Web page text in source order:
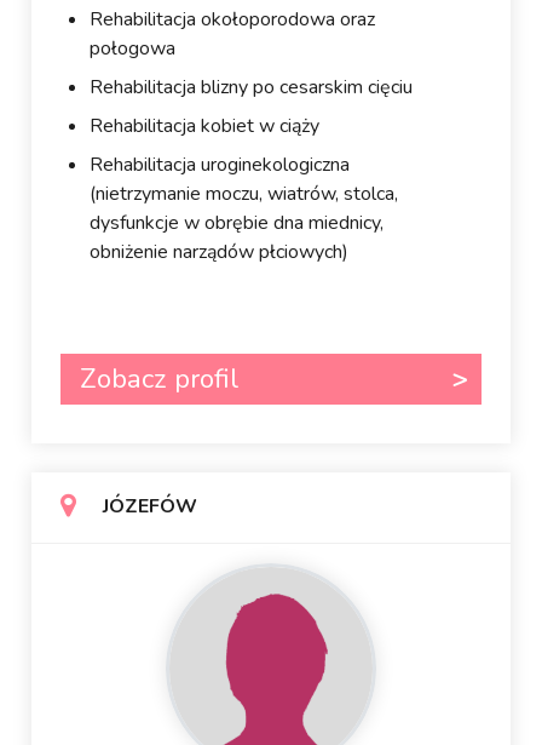
Rehabilitacja okołoporodowa oraz
połogowa
Rehabilitacja blizny po cesarskim cięciu
Rehabilitacja kobiet w ciąży
Rehabilitacja uroginekologiczna
(nietrzymanie moczu, wiatrów, stolca,
dysfunkcje w obrębie dna miednicy,
obniżenie narządów płciowych)
Zobacz profil
JÓZEFÓW